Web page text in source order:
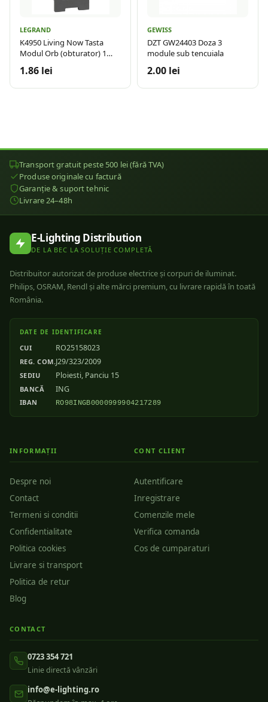
LEGRAND
K4950 Living Now Tasta
Modul Orb (obturator) 1
1.86 lei
GEWISS
DZT GW24403 Doza 3
module sub tencuiala
2.00 lei
Transport gratuit peste 500 lei (fără TVA)
Produse originale cu factură
Garanție & suport tehnic
Livrare 24–48h
E-Lighting Distribution
DE LA BEC LA SOLUȚIE COMPLETĂ
Distribuitor autorizat de produse electrice și corpuri de iluminat.
Philips, OSRAM, Rendl și alte mărci premium, cu livrare rapidă în toată
România.
DATE DE IDENTIFICARE
CUI RO25158023
REG. COM.J29/323/2009
SEDIU Ploiesti, Panciu 15
BANCĂ ING
IBAN RO98INGB0000999904217289
INFORMAȚII
Despre noi
Contact
Termeni si conditii
Confidentialitate
Politica cookies
Livrare si transport
Politica de retur
Blog
CONT CLIENT
Autentificare
Inregistrare
Comenzile mele
Verifica comanda
Cos de cumparaturi
CONTACT
0723 354 721
Linie directă vânzări
info@e-lighting.ro